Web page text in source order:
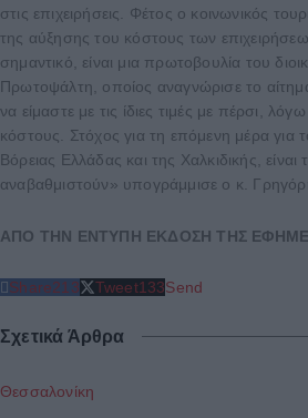
στις επιχειρήσεις. Φέτος ο κοινωνικός
της αύξησης του κόστους των
σημαντικό, είναι μια πρωτοβουλία του
Πρωτοψάλτη, οποίος αναγνώρισε το
να είμαστε με τις ίδιες τιμές με πέρσι,
κόστους. Στόχος για τη επόμενη μέρα για
Βόρειας Ελλάδας και της Χαλκιδικής,
αναβαθμιστούν» υπογράμμισε ο κ.
ΑΠΟ ΤΗΝ ΕΝΤΥΠΗ ΕΚΔΟΣΗ ΤΗΣ
Share213 Tweet133Send
Σχετικά Άρθρα
Θεσσαλονίκη